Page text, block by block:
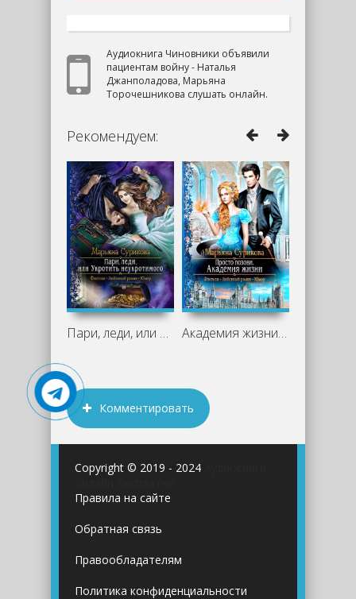
Аудиокнига Чиновники объявили
пациентам войну - Наталья
Джанполадова, Марьяна
Торочешникова слушать онлайн.
Рекомендуем:
Пари, леди, или Укротить неукротимого - Академия жизни - Марьяна Сурикова
Комментировать
Copyright © 2019 - 2024
Правила на сайте
Обратная связь
Правообладателям
Политика конфиденциальности